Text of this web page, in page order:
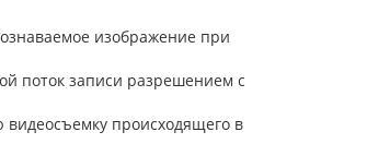
изображение при
поток записи разрешением с
происходящего в